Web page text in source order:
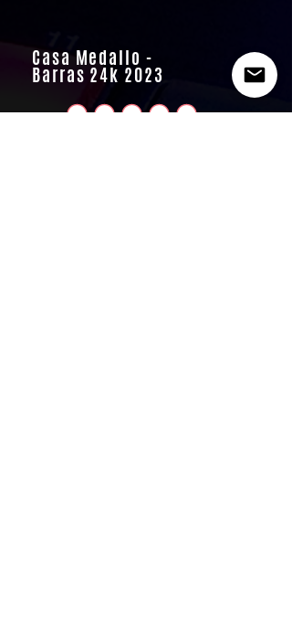
Casa Medallo -
Barras 24k 2023